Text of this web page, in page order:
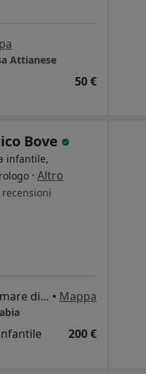
Attianese
50 €
Bove
infantile,
· Altro
recensioni
Via Pietro Carrese 3, Castellammare di Stabia • Mappa
200 €